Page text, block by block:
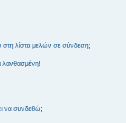
λίστα μελών σε σύνδεση;
λανθασμένη!
να συνδεθώ;